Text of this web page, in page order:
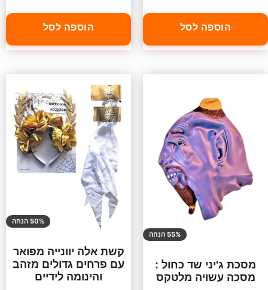
הוספה לסל הוספה לסל
55% הנחה
מסכת ג'יני שד כחול :
מסכה עשויה מלטקס
50% הנחה
קשת אלה יוונייה מפואר
עם פרחים גדולים מזהב
והינומה לידיים